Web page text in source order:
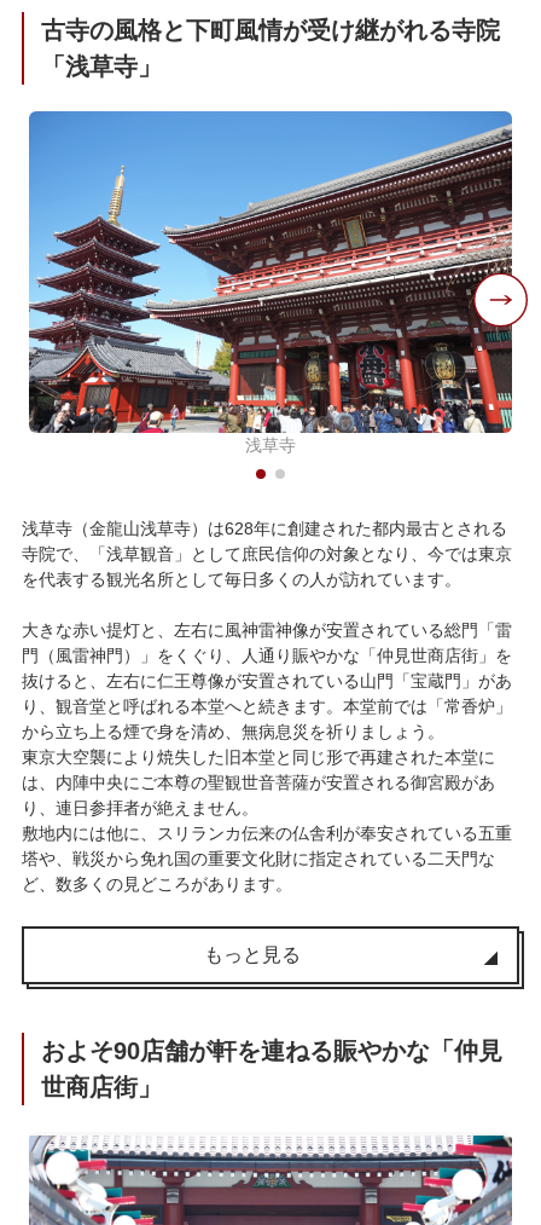
古寺の風格と下町風情が受け継がれる寺院
「浅草寺」
浅草寺
浅草寺（金龍山浅草寺）は628年に創建された都内最古とされる
寺院で、「浅草観音」として庶民信仰の対象となり、今では東京
を代表する観光名所として毎日多くの人が訪れています。
大きな赤い提灯と、左右に風神雷神像が安置されている総門「雷
門（風雷神門）」をくぐり、人通り賑やかな「仲見世商店街」を
抜けると、左右に仁王尊像が安置されている山門「宝蔵門」があ
り、観音堂と呼ばれる本堂へと続きます。本堂前では「常香炉」
から立ち上る煙で身を清め、無病息災を祈りましょう。
東京大空襲により焼失した旧本堂と同じ形で再建された本堂に
は、内陣中央にご本尊の聖観世音菩薩が安置される御宮殿があ
り、連日参拝者が絶えません。
敷地内には他に、スリランカ伝来の仏舎利が奉安されている五重
塔や、戦災から免れ国の重要文化財に指定されている二天門な
ど、数多くの見どころがあります。
もっと見る
およそ90店舗が軒を連ねる賑やかな「仲見
世商店街」